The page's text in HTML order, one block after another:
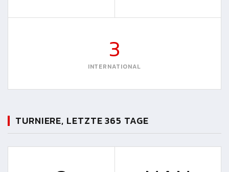
3
INTERNATIONAL
TURNIERE, LETZTE 365 TAGE